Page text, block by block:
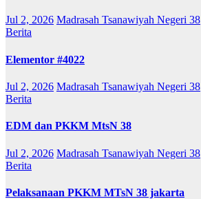
Jul 2, 2026 Madrasah Tsanawiyah Negeri 38
Berita
Elementor #4022
Jul 2, 2026 Madrasah Tsanawiyah Negeri 38
Berita
EDM dan PKKM MtsN 38
Jul 2, 2026 Madrasah Tsanawiyah Negeri 38
Berita
Pelaksanaan PKKM MTsN 38 jakarta